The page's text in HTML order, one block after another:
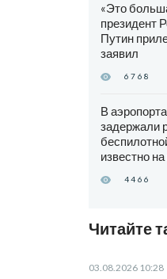
«Это
президент
Путин
заявил
6768
В
задержали
известно
4466
Читайте
03.08.2026 10:28